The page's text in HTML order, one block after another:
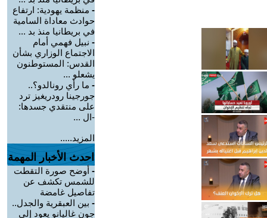
- منظمة يهودية: ارتفاع
حوادث معاداة السامية
في بريطانيا منذ بد ...
- نبيل فهمي أمام
الاجتماع الوزاري بشأن
القدس: المستوطنون
يشعلو ...
- ما رأي رونالدو؟..
جورجينا رودريغيز ترد
على منتقدي جسدها:
-ال ...
المزيد.....
احدث الأخبار المهمة
- أوضح صورة التقطت
للشمس تكشف عن
تفاصيل غامضة
- بين العبقرية والجدل..
جون غاليانو يعود إلى